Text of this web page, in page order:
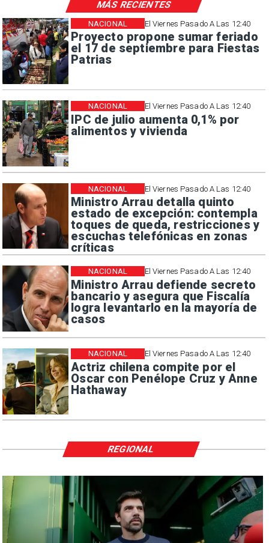
El Viernes Pasado A Las 12:40
Proyecto propone sumar feriado
el 17 de septiembre para Fiestas
Patrias
NACIONAL
El Viernes Pasado A Las 12:40
IPC de julio aumenta 0,1% por
alimentos y vivienda
NACIONAL
El Viernes Pasado A Las 12:40
Ministro Arrau detalla quinto
estado de excepción: contempla
toques de queda, restricciones y
escuchas telefónicas en zonas
críticas
NACIONAL
El Viernes Pasado A Las 12:40
Ministro Arrau defiende secreto
bancario y asegura que Fiscalía
logra levantarlo en la mayoría de
casos
NACIONAL
El Viernes Pasado A Las 12:40
Actriz chilena compite por el
Oscar con Penélope Cruz y Anne
Hathaway
NACIONAL
MÁS RECIENTES
REGIONAL